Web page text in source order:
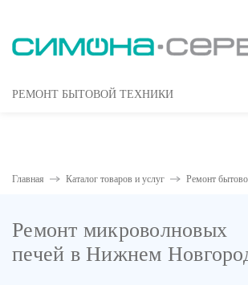
РЕМОНТ БЫТОВОЙ ТЕХНИКИ
Главная Каталог товаров и услуг Ремонт
Ремонт микроволновых
печей в Нижнем